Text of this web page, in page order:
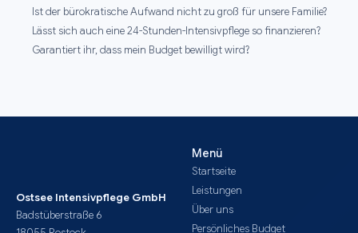
Ist der bürokratische Aufwand nicht zu groß für unsere Familie?
Lässt sich auch eine 24-Stunden-Intensivpflege so finanzieren?
Garantiert ihr, dass mein Budget bewilligt wird?
Ostsee Intensivpflege GmbH
Badstüberstraße 6
Menü
Startseite
Leistungen
Über uns
Persönliches Budget